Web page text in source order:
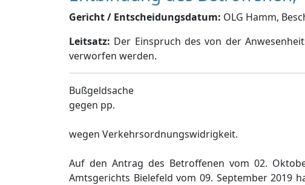
Gericht / Entscheidungsdatum: OLG Hamm,
Leitsatz: Der Einspruch des von der
verworfen werden.
Bußgeldsache
gegen pp.
wegen Verkehrsordnungswidrigkeit.
Auf den Antrag des Betroffenen vom 02.
Amtsgerichts Bielefeld vom 09. September 2019